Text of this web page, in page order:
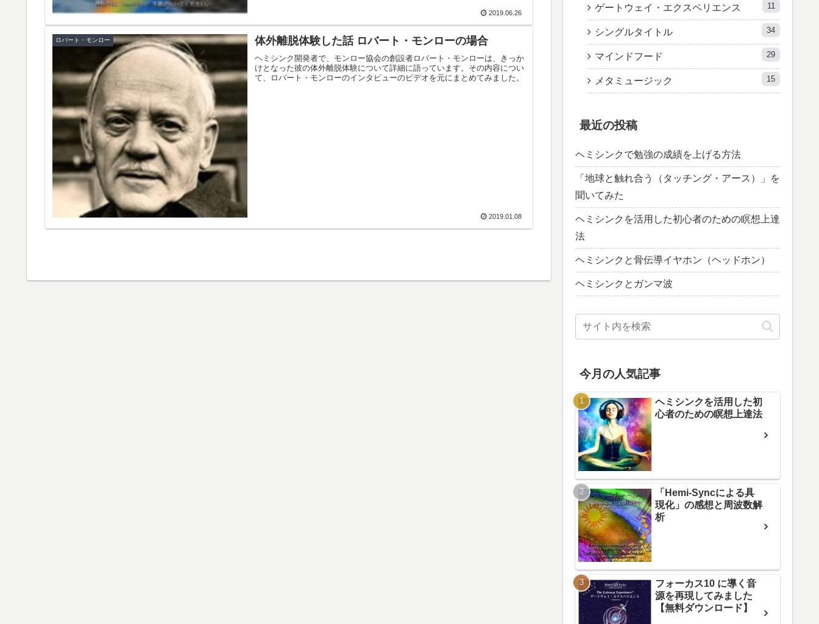
2019.06.26
ロバート・モンロー 体外離脱体験した話 ロバート・モンローの場合
ヘミシンク開発者で、モンロー協会の創設者ロバート・モンローは、きっか
けとなった彼の体外離脱体験について詳細に語っています。その内容につい
て、ロバート・モンローのインタビューのビデオを元にまとめてみました。
2019.01.08
ゲートウェイ・エクスペリエンス 11
シングルタイトル 34
マインドフード 29
メタミュージック 15
最近の投稿
ヘミシンクで勉強の成績を上げる方法
「地球と触れ合う（タッチング・アース）」を
聞いてみた
ヘミシンクを活用した初心者のための瞑想上達
法
ヘミシンクと骨伝導イヤホン（ヘッドホン）
ヘミシンクとガンマ波
今月の人気記事
ヘミシンクを活用した初
心者のための瞑想上達法
「Hemi-Syncによる具
現化」の感想と周波数解
析
フォーカス10 に導く音
源を再現してみました
【無料ダウンロード】